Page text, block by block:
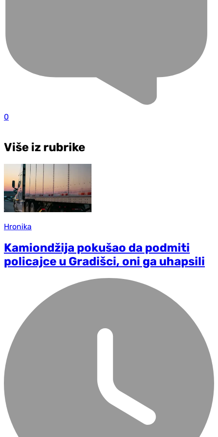
0
Više iz rubrike
Hronika
Kamiondžija pokušao da podmiti
policajce u Gradišci, oni ga uhapsili